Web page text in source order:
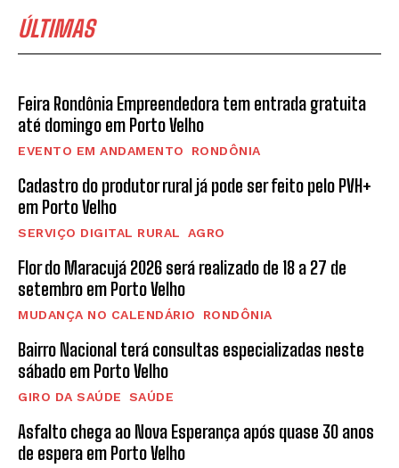
ÚLTIMAS
Feira Rondônia Empreendedora tem entrada gratuita
até domingo em Porto Velho
EVENTO EM ANDAMENTO RONDÔNIA
Cadastro do produtor rural já pode ser feito pelo PVH+
em Porto Velho
SERVIÇO DIGITAL RURAL AGRO
Flor do Maracujá 2026 será realizado de 18 a 27 de
setembro em Porto Velho
MUDANÇA NO CALENDÁRIO RONDÔNIA
Bairro Nacional terá consultas especializadas neste
sábado em Porto Velho
GIRO DA SAÚDE SAÚDE
Asfalto chega ao Nova Esperança após quase 30 anos
de espera em Porto Velho